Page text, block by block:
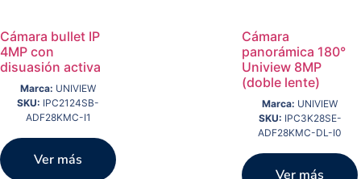
Cámara bullet IP
4MP con
disuasión activa
Marca: UNIVIEW
SKU: IPC2124SB-
ADF28KMC-I1
Ver más
Cámara
panorámica 180°
Uniview 8MP
(doble lente)
Marca: UNIVIEW
SKU: IPC3K28SE-
ADF28KMC-DL-I0
Ver más